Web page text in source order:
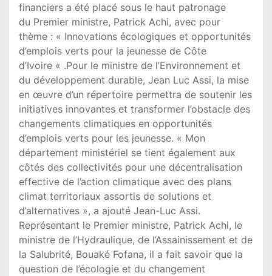
financiers a été placé sous le haut patronage
du Premier ministre, Patrick Achi, avec pour
thème : « Innovations écologiques et opportunités
d’emplois verts pour la jeunesse de Côte
d’Ivoire « .Pour le ministre de l’Environnement et
du développement durable, Jean Luc Assi, la mise
en œuvre d’un répertoire permettra de soutenir les
initiatives innovantes et transformer l’obstacle des
changements climatiques en opportunités
d’emplois verts pour les jeunesse. « Mon
département ministériel se tient également aux
côtés des collectivités pour une décentralisation
effective de l’action climatique avec des plans
climat territoriaux assortis de solutions et
d’alternatives », a ajouté Jean-Luc Assi.
Représentant le Premier ministre, Patrick Achi, le
ministre de l’Hydraulique, de l’Assainissement et de
la Salubrité, Bouaké Fofana, il a fait savoir que la
question de l’écologie et du changement